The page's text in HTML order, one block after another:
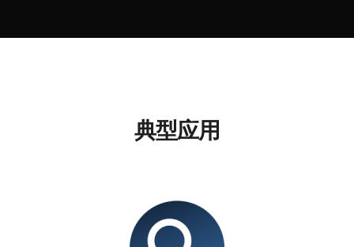
典型应用